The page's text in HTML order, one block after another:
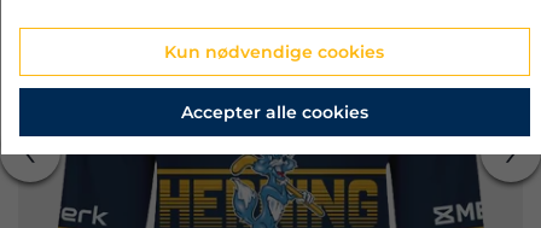
‹ ›
Kun nødvendige cookies
Accepter alle cookies